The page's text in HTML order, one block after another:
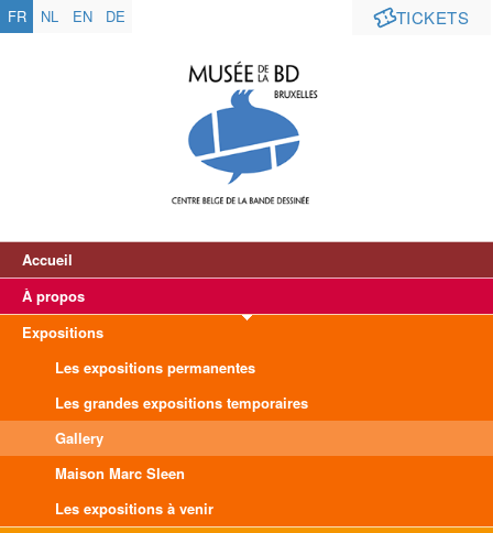
TICKETS
FR NL EN DE
Accueil
À propos
Expositions
Les expositions permanentes
Les grandes expositions temporaires
Gallery
Maison Marc Sleen
Les expositions à venir